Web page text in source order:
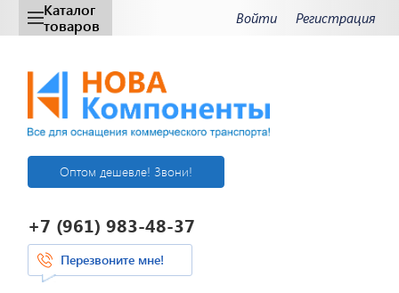
Каталог
товаров
Войти Регистрация
Оптом дешевле! Звони!
+7 (961) 983-48-37
Перезвоните мне!